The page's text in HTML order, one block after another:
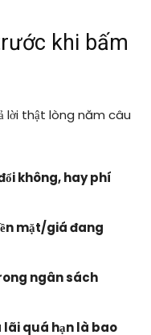
khi bấm
lời thật lòng năm câu
không, hay phí
mặt/giá đang
ngân sách
lãi quá hạn là bao